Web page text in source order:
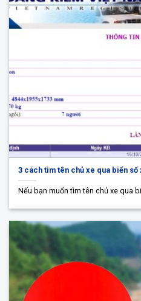
3 cách tìm tên chủ xe qua biển
Nếu bạn muốn tìm tên chủ xe qua